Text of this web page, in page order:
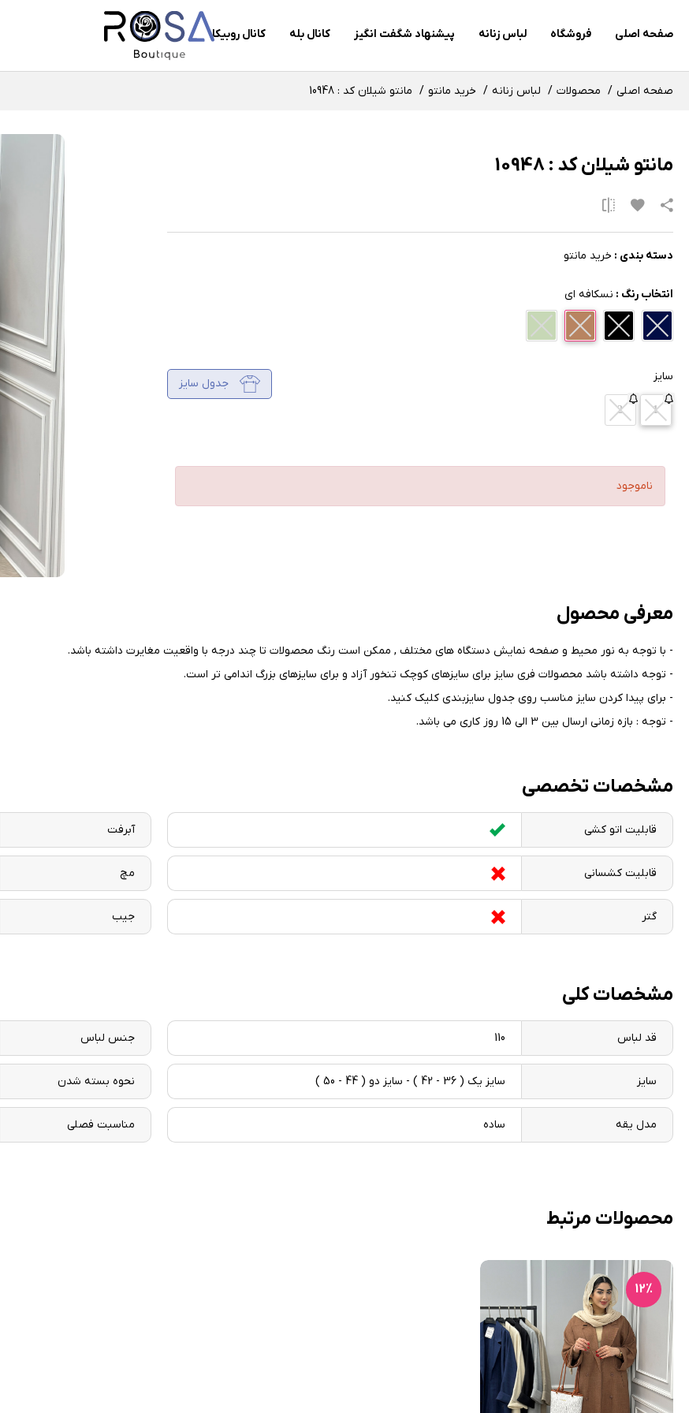
صفحه اصلی فروشگاه لباس زنانه پیشنهاد شگفت انگیز کانال بله کانال روبیکا
صفحه اصلی محصولات لباس زنانه خرید مانتو مانتو شیلان کد : 10948
مانتو شیلان کد : 10948
دسته بندی : خرید مانتو
انتخاب رنگ : نسکافه ای
سایز جدول سایز
1
2
ناموجود
معرفی محصول
- با توجه به نور محیط و صفحه نمایش دستگاه های مختلف , ممکن است رنگ محصولات تا چند درجه با واقعیت مغایرت داشته باشد.
- توجه داشته باشد محصولات فری سایز برای سایزهای کوچک تنخور آزاد و برای سایزهای بزرگ اندامی تر است.
- برای پیدا کردن سایز مناسب روی جدول سایزبندی کلیک کنید.
- توجه : بازه زمانی ارسال بین 3 الی 15 روز کاری می باشد.
مشخصات تخصصی
قابلیت اتو کشی آبرفت
قابلیت کشسانی مچ
گتر جیب
مشخصات کلی
قد لباس 110 جنس لباس
سایز سایز یک ( 36 - 42 ) - سایز دو ( 44 - 50 ) نحوه بسته شدن
مدل یقه ساده مناسبت فصلی
محصولات مرتبط
12٪